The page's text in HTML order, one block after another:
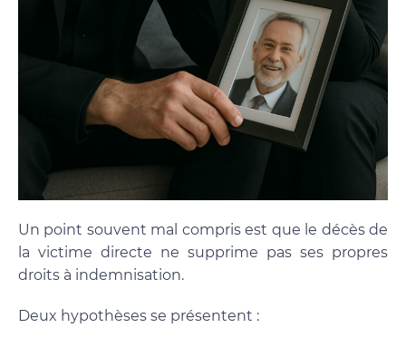
Un point souvent mal compris est que le décès de
la victime directe ne supprime pas ses propres
droits à indemnisation.
Deux hypothèses se présentent :